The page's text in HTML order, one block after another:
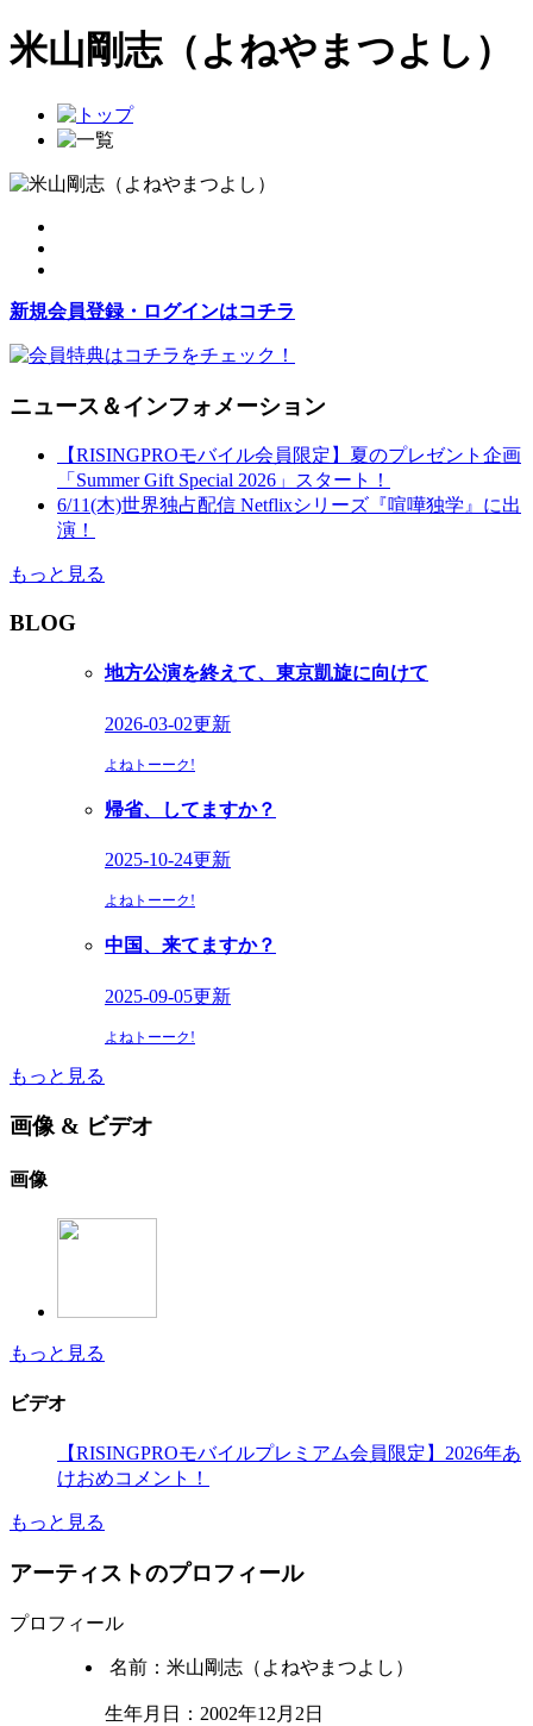
米山剛志（よねやまつよし）
新規会員登録・ログインはコチラ
ニュース＆インフォメーション
【RISINGPROモバイル会員限定】夏のプレゼント企画
「Summer Gift Special 2026」スタート！
6/11(木)世界独占配信 Netflixシリーズ『喧嘩独学』に出
演！
もっと見る
BLOG
地方公演を終えて、東京凱旋に向けて
2026-03-02更新
よねトーーク!
帰省、してますか？
2025-10-24更新
よねトーーク!
中国、来てますか？
2025-09-05更新
よねトーーク!
もっと見る
画像 & ビデオ
画像
もっと見る
ビデオ
【RISINGPROモバイルプレミアム会員限定】2026年あ
けおめコメント！
もっと見る
アーティストのプロフィール
プロフィール
名前：米山剛志（よねやまつよし）
生年月日：2002年12月2日